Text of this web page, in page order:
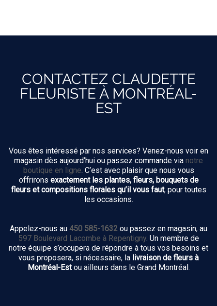
CONTACTEZ CLAUDETTE
FLEURISTE À MONTRÉAL-
EST
Vous êtes intéressé par nos services? Venez-nous voir en
magasin dès aujourd’hui ou passez commande via notre
boutique en ligne. C’est avec plaisir que nous vous
offrirons exactement les plantes, fleurs, bouquets de
fleurs et compositions florales qu’il vous faut, pour toutes
les occasions.
Appelez-nous au 450 585-1632 ou passez en magasin, au
597 Boulevard Lacombe à Repentigny. Un membre de
notre équipe s’occupera de répondre à tous vos besoins et
vous proposera, si nécessaire, la livraison de fleurs à
Montréal-Estou ailleurs dans le Grand Montréal.